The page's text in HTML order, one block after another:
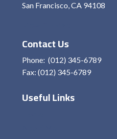
San Francisco, CA 94108
Contact Us
Phone: (012) 345-6789
Fax: (012) 345-6789
Useful Links